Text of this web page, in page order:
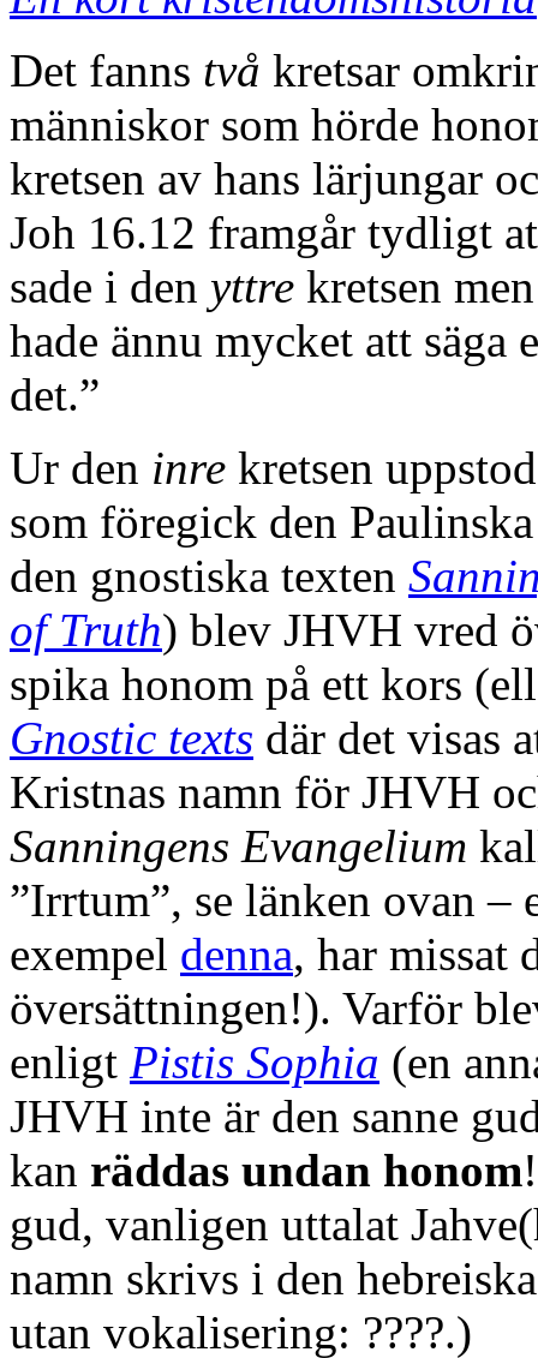
Det fanns två kretsar
människor som hörde
kretsen av hans lärjungar
Joh 16.12 framgår tydligt
sade i den yttre kretsen
hade ännu mycket att säga
det.”
Ur den inre kretsen
som föregick den
den gnostiska texten
of Truth) blev JHVH vred
spika honom på ett kors
Gnostic texts där det visas
Kristnas namn för JHVH
Sanningens Evangelium
”Irrtum”, se länken ovan –
exempel denna, har missat
översättningen!). Varför
enligt Pistis Sophia (en
JHVH inte är den sanne
kan räddas undan honom
gud, vanligen uttalat
namn skrivs i den
utan vokalisering: ????.)